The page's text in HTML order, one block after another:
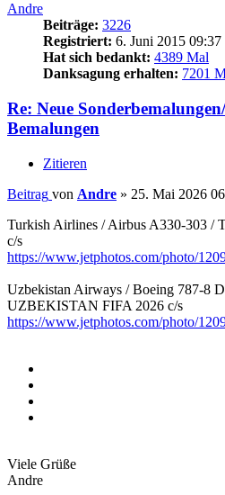
Andre
Beiträge: 3226
Registriert: 6. Juni 2015 09:37
Hat sich bedankt: 4389 Mal
Danksagung erhalten: 7201
Re: Neue
Bemalungen
Zitieren
Beitrag von Andre » 25. Mai 2026
Turkish Airlines / Airbus A330-303 /
c/s
https://www.jetphotos.com/photo/
Uzbekistan Airways / Boeing 787-8
UZBEKISTAN FIFA 2026 c/s
https://www.jetphotos.com/photo/
Viele Grüße
Andre